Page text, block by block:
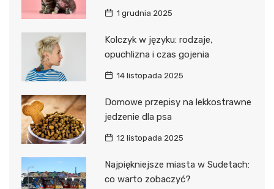
1 grudnia 2025
Kolczyk w języku: rodzaje,
opuchlizna i czas gojenia
14 listopada 2025
Domowe przepisy na lekkostrawne
jedzenie dla psa
12 listopada 2025
Najpiękniejsze miasta w Sudetach:
co warto zobaczyć?